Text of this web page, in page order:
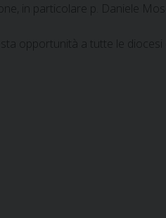
in particolare p. Daniele
opportunità a tutte le diocesi